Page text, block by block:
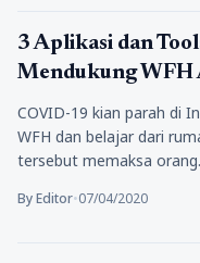
Teknologi
3 Aplikasi dan
Mendukung WFH
COVID-19 kian parah di
WFH dan belajar dari
tersebut memaksa
By Editor•07/04/2020